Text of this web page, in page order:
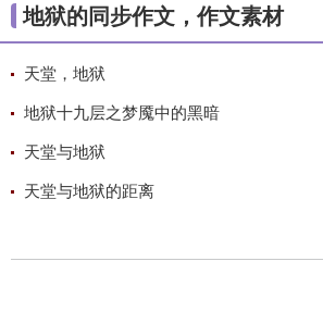
地狱的同步作文，作文素材
天堂，地狱
地狱十九层之梦魇中的黑暗
天堂与地狱
天堂与地狱的距离